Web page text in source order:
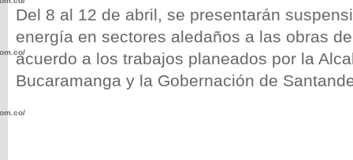
Del 8 al 12 de abril, se presentarán
energía en sectores aledaños a las obras
acuerdo a los trabajos planeados por la
Bucaramanga y la Gobernación de
wp-
wp-